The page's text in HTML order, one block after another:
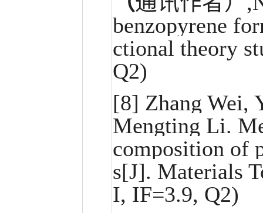
benzopyrene
ctional theory
Q2)
[8] Zhang Wei,
Mengting Li.
composition of
s[J]. Materials
I, IF=3.9, Q2)